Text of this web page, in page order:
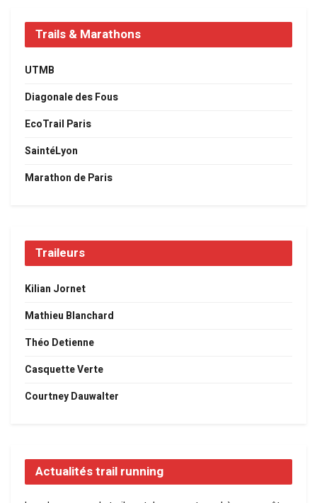
Trails & Marathons
UTMB
Diagonale des Fous
EcoTrail Paris
SaintéLyon
Marathon de Paris
Traileurs
Kilian Jornet
Mathieu Blanchard
Théo Detienne
Casquette Verte
Courtney Dauwalter
Actualités trail running